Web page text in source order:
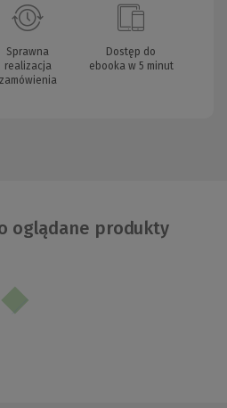
Sprawna
realizacja
zamówienia
Dostęp do
ebooka w 5 minut
oglądane produkty